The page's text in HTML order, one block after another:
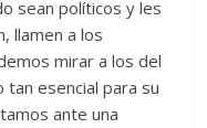
sean políticos y les
llamen a los
mirar a los del
esencial para su
ante una